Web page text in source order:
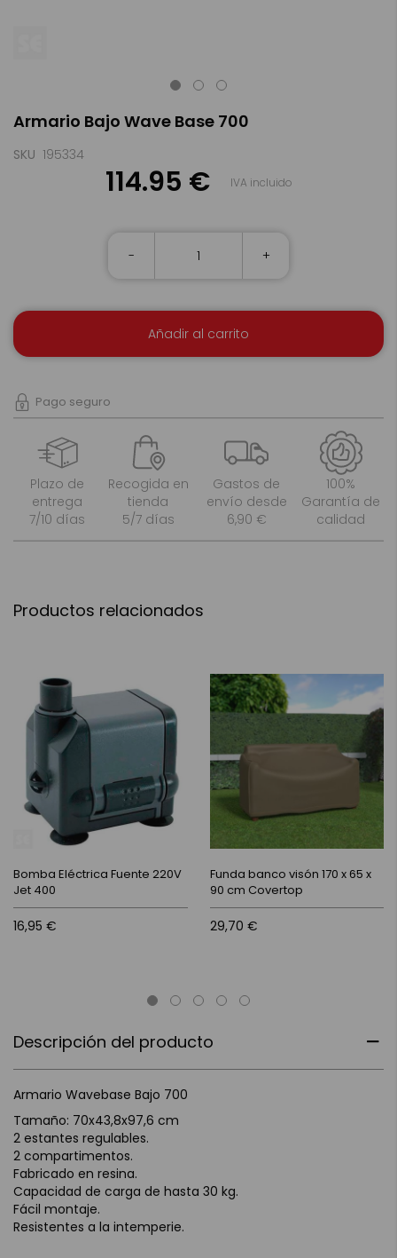
Armario Bajo Wave Base 700
SKU 195334
114.95 € IVA incluido
- +
Añadir al carrito
Pago seguro
Plazo de
entrega
7/10 días
Recogida en
tienda
5/7 días
Gastos de
envío desde
6,90 €
100%
Garantía de
calidad
al
de
Descripción del producto
Armario Wavebase Bajo 700
Tamaño: 70x43,8x97,6 cm
2 estantes regulables.
2 compartimentos.
Fabricado en resina.
Capacidad de carga de hasta 30 kg.
Fácil montaje.
Resistentes a la intemperie.
Productos relacionados
Bomba Eléctrica Fuente 220V
Jet 400
16,95 €
Funda banco visón 170 x 65 x
90 cm Covertop
29,70 €